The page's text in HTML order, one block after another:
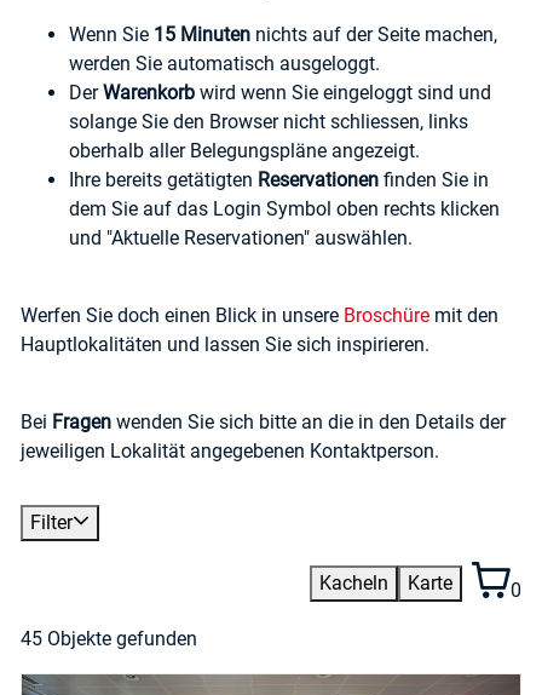
Wenn Sie 15 Minuten nichts auf der Seite machen,
werden Sie automatisch ausgeloggt.
DerWarenkorb wird wenn Sie eingeloggt sind und
solange Sie den Browser nicht schliessen, links
oberhalb aller Belegungspläne angezeigt.
Ihre bereits getätigten Reservationen finden Sie in
dem Sie auf das Login Symbol oben rechts klicken
und "Aktuelle Reservationen" auswählen.
Werfen Sie doch einen Blick in unsere Broschüre mit den
Hauptlokalitäten und lassen Sie sich inspirieren.
Bei Fragen wenden Sie sich bitte an die in den Details der
jeweiligen Lokalität angegebenen Kontaktperson.
Filter
Kacheln Karte 0
45 Objekte gefunden